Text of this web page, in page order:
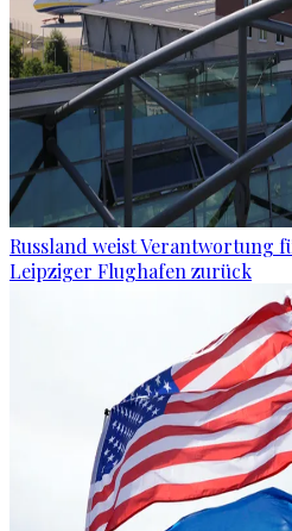
Russland weist Verantwortung
Leipziger Flughafen zurück